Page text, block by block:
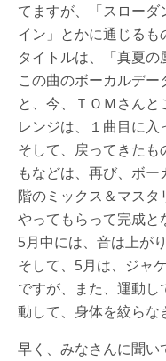
てますが、「スロー
イン」とかに通じるも
タイトルは、「真夏の
この曲のボーカルデ
と、今、ＴＯＭさん
レンジは、１曲目に入
そして、戻ってきた
もなどは、再び、ボ
階のミックス＆マスタ
やってもらって完成と
5月中には、音は上が
そして、5月は、ジャ
ですが、また、運動
動して、身体を絞らな
早く、みなさんに聞